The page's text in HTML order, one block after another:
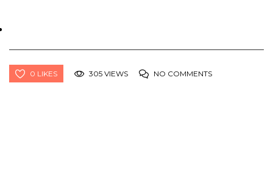
0 LIKES 305 VIEWS NO COMMENTS